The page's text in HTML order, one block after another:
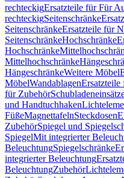
rechteckigErsatzteile für Für
rechteckigSeitenschränke
SeitenschränkeErsatzteile für
SeitenschränkeHochschränke
Hochschränke
Mittelhochschränke
HängeschränkeWeitere Möbel
MöbelWandablagenErsatzteile
für Zubehör
und Handtuchhaken
FüßeMagnettafelnSteckdosen
ZubehörSpiegel und
SpiegelMit integrierter
BeleuchtungSpiegelschränke
integrierter Beleuchtung
BeleuchtungZubehör